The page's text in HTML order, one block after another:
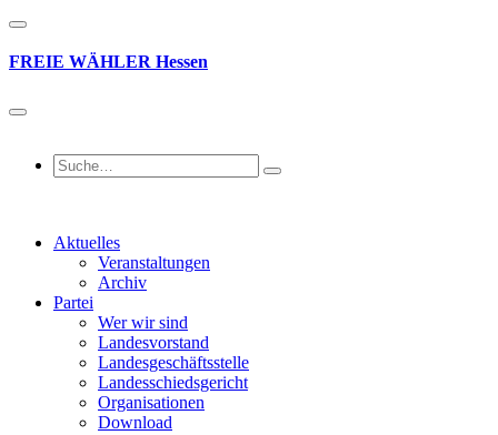
FREIE WÄHLER Hessen
Aktuelles
Veranstaltungen
Archiv
Partei
Wer wir sind
Landesvorstand
Landesgeschäftsstelle
Landesschiedsgericht
Organisationen
Download